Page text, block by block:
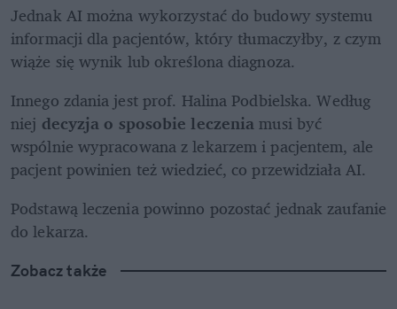
Jednak AI można wykorzystać do budowy systemu
informacji dla pacjentów, który tłumaczyłby, z czym
wiąże się wynik lub określona diagnoza.
Innego zdania jest prof. Halina Podbielska. Według
niej decyzja o sposobie leczenia musi być
wspólnie wypracowana z lekarzem i pacjentem, ale
pacjent powinien też wiedzieć, co przewidziała AI.
Podstawą leczenia powinno pozostać jednak zaufanie
do lekarza.
Zobacz także